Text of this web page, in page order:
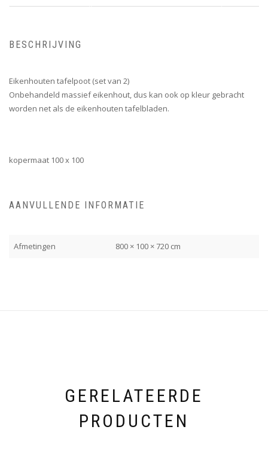
BESCHRIJVING
Eikenhouten tafelpoot (set van 2)
Onbehandeld massief eikenhout, dus kan ook op kleur gebracht
worden net als de eikenhouten tafelbladen.
kopermaat 100 x 100
AANVULLENDE INFORMATIE
Afmetingen 800 × 100 × 720 cm
GERELATEERDE
PRODUCTEN